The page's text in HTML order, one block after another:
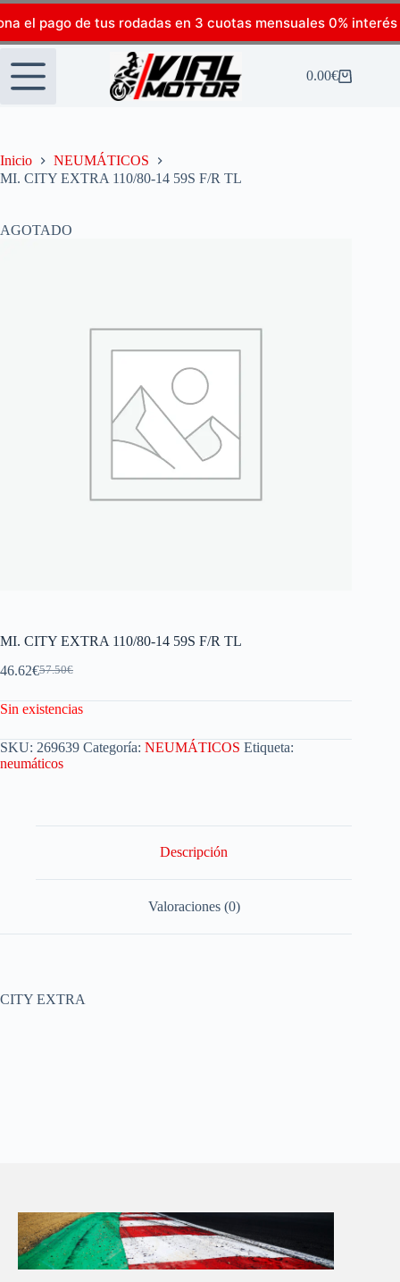
el pago de tus rodadas en 3 cuotas mensuales 0% interés
0.00€
Inicio
NEUMÁTICOS
MI. CITY EXTRA 110/80-14 59S F/R TL
AGOTADO
MI. CITY EXTRA 110/80-14 59S F/R TL
57.50€
46.62€
Sin existencias
SKU: 269639 Categoría: NEUMÁTICOS Etiqueta:
neumáticos
Descripción
Valoraciones (0)
CITY EXTRA